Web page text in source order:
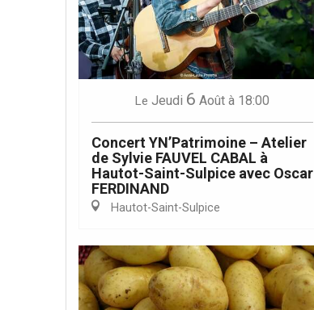
Forges-les-Eaux
Neufchâtel-en-Bray
Paris 1h30
Le Jeudi 6 Août à 18:00
Concert YN’Patrimoine – Atelier
de Sylvie FAUVEL CABAL à
Hautot-Saint-Sulpice avec Oscar
FERDINAND
Hautot-Saint-Sulpice